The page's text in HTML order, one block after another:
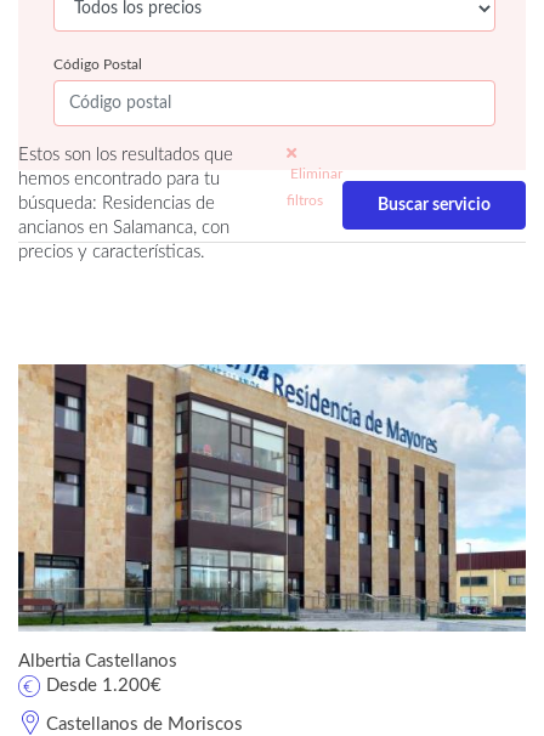
Código Postal
Estos son los resultados que
hemos encontrado para tu
búsqueda: Residencias de
ancianos en Salamanca, con
precios y características.
Eliminar
filtros
Albertia Castellanos
Castellanos de Moriscos
Desde 1.200€